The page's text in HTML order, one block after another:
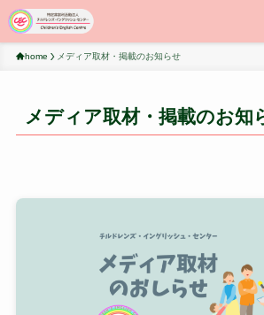
home メディア取材・掲載のお知らせ
メディア取材・掲載のお知